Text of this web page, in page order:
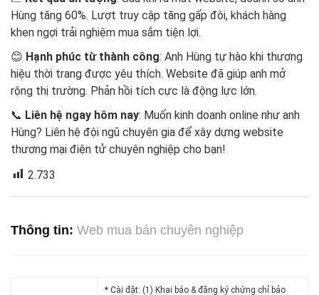
Hùng tăng 60%. Lượt truy cập tăng gấp đôi, khách hàng
khen ngợi trải nghiệm mua sắm tiện lợi.
😊 Hạnh phúc từ thành công: Anh Hùng tự hào khi thương
hiệu thời trang được yêu thích. Website đã giúp anh mở
rộng thị trường. Phản hồi tích cực là động lực lớn.
📞 Liên hệ ngay hôm nay: Muốn kinh doanh online như anh
Hùng? Liên hệ đội ngũ chuyên gia để xây dựng website
thương mại điện tử chuyên nghiệp cho bạn!
2.733
Thông tin: Web mua bán chuyên nghiệp
* Cài đặt: (1) Khai báo & đăng ký chứng chỉ bảo